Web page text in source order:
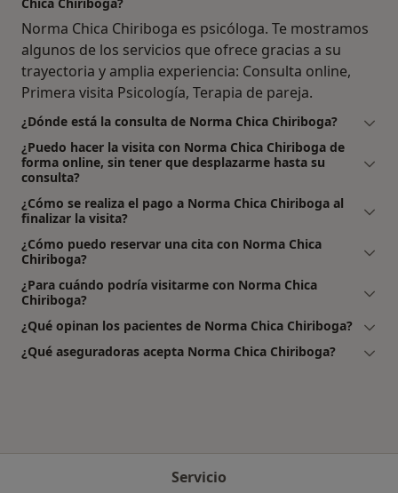
Norma Chica Chiriboga es psicóloga. Te mostramos
algunos de los servicios que ofrece gracias a su
trayectoria y amplia experiencia: Consulta online,
Primera visita Psicología, Terapia de pareja.
¿Dónde está la consulta de Norma Chica Chiriboga?
¿Puedo hacer la visita con Norma Chica Chiriboga de
forma online, sin tener que desplazarme hasta su
consulta?
¿Cómo se realiza el pago a Norma Chica Chiriboga al
finalizar la visita?
¿Cómo puedo reservar una cita con Norma Chica
Chiriboga?
¿Para cuándo podría visitarme con Norma Chica
Chiriboga?
¿Qué opinan los pacientes de Norma Chica Chiriboga?
¿Qué aseguradoras acepta Norma Chica Chiriboga?
Servicio